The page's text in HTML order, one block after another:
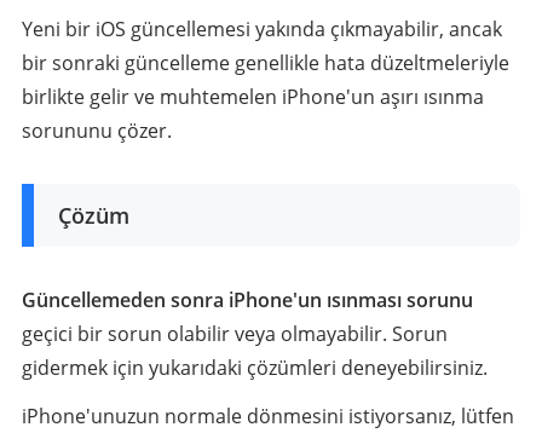
Yeni bir iOS güncellemesi yakında çıkmayabilir, ancak
bir sonraki güncelleme genellikle hata düzeltmeleriyle
birlikte gelir ve muhtemelen iPhone'un aşırı ısınma
sorununu çözer.
Çözüm
Güncellemeden sonra iPhone'un ısınması sorunu
geçici bir sorun olabilir veya olmayabilir. Sorun
gidermek için yukarıdaki çözümleri deneyebilirsiniz.
iPhone'unuzun normale dönmesini istiyorsanız, lütfen